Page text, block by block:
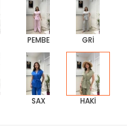
PEMBE GRİ
SAX HAKİ